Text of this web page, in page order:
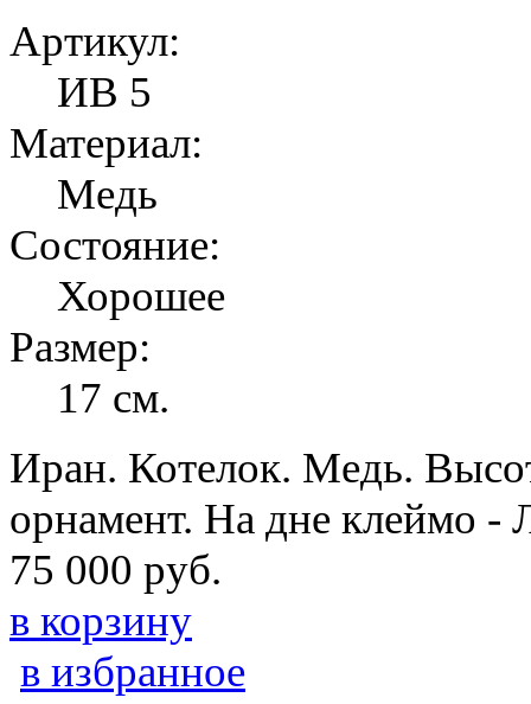
Артикул:
ИВ 5
Материал:
Медь
Состояние:
Хорошее
Размер:
17 см.
Иран. Котелок. Медь.
орнамент. На дне клеймо
75 000 руб.
в корзину
в избранное